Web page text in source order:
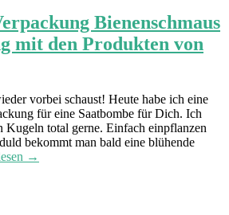
Bienenschmaus
mit den Produkten von
vorbei schaust! Heute habe ich eine
für eine Saatbombe für Dich. Ich
Kugeln total gerne. Einfach einpflanzen
bekommt man bald eine blühende
→